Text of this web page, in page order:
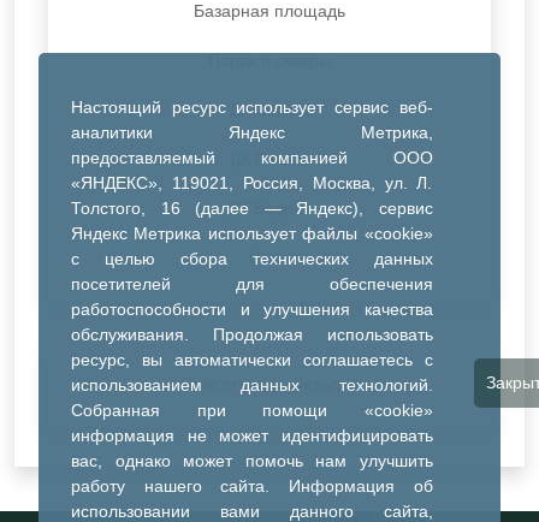
Настоящий ресурс использует сервис веб-
аналитики Яндекс Метрика,
предоставляемый компанией ООО
«ЯНДЕКС», 119021, Россия, Москва, ул. Л.
Толстого, 16 (далее — Яндекс), сервис
Яндекс Метрика использует файлы «cookie»
с целью сбора технических данных
посетителей для обеспечения
работоспособности и улучшения качества
обслуживания. Продолжая использовать
ресурс, вы автоматически соглашаетесь с
использованием данных технологий.
Собранная при помощи «cookie»
информация не может идентифицировать
вас, однако может помочь нам улучшить
работу нашего сайта. Информация об
использовании вами данного сайта,
Базарная площадь
ДК Синтез
ДК Речник
ДК Водник
Иное
Очистить все фильтры